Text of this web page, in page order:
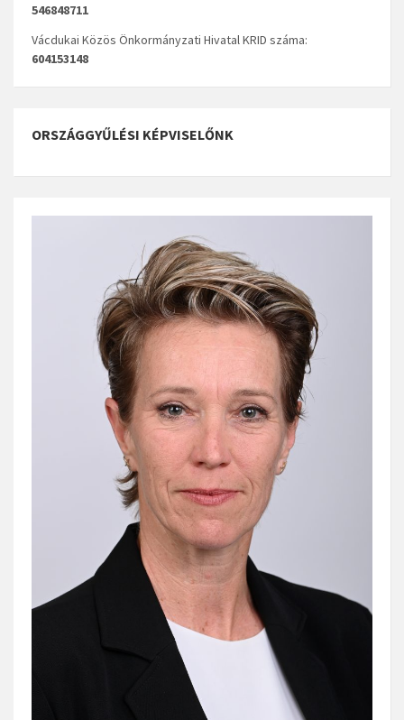
546848711
Vácdukai Közös Önkormányzati Hivatal KRID száma:
604153148
ORSZÁGGYŰLÉSI KÉPVISELŐNK